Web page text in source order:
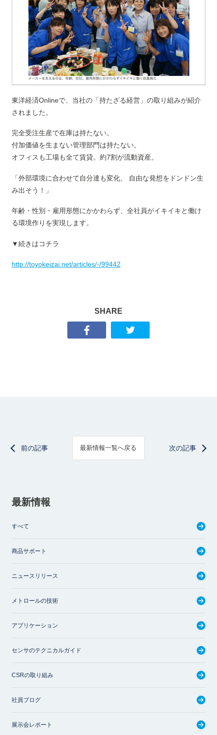
東洋経済Onlineで、当社の「持たざる経営」の取り組みが紹介
されました。
完全受注生産で在庫は持たない。
付加価値を生まない管理部門は持たない。
オフィスも工場も全て賃貸。約7割が流動資産。
「外部環境に合わせて自分達も変化、 自由な発想をドンドン生
み出そう！」
年齢・性別・雇用形態にかかわらず、全社員がイキイキと働け
る環境作りを実現します。
▼続きはコチラ
http://toyokeizai.net/articles/-/99442
SHARE
前の記事 最新情報一覧へ戻る 次の記事
最新情報
すべて
商品サポート
ニュースリリース
メトロールの技術
アプリケーション
センサのテクニカルガイド
CSRの取り組み
社員ブログ
展示会レポート